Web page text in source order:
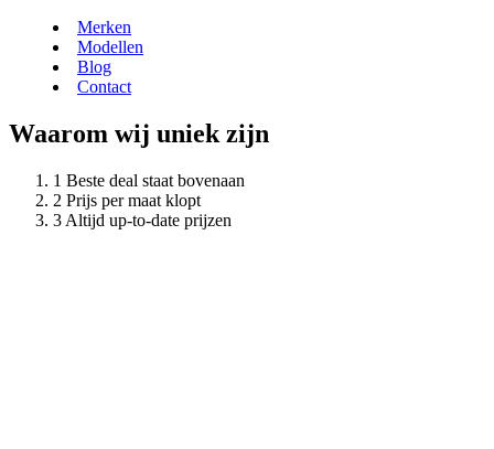
Merken
Modellen
Blog
Contact
Waarom wij uniek zijn
Beste deal staat bovenaan
Prijs per maat klopt
Altijd up-to-date prijzen